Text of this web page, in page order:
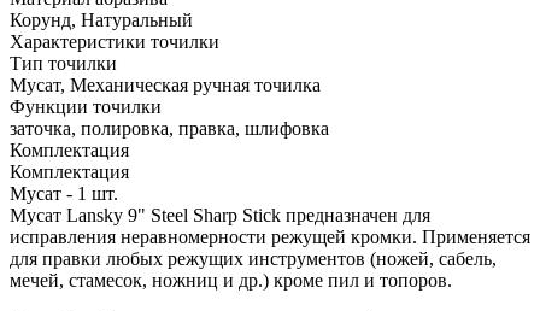
Корунд, Натуральный
Характеристики точилки
Тип точилки
Мусат, Механическая ручная точилка
Функции точилки
заточка, полировка, правка, шлифовка
Комплектация
Комплектация
Мусат - 1 шт.
Мусат Lansky 9" Steel Sharp Stick предназначен для
исправления неравномерности режущей кромки. Применяется
для правки любых режущих инструментов (ножей, сабель,
мечей, стамесок, ножниц и др.) кроме пил и топоров.